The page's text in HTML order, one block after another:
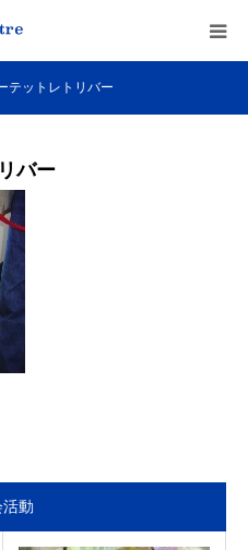
テットレトリバー
バー
動